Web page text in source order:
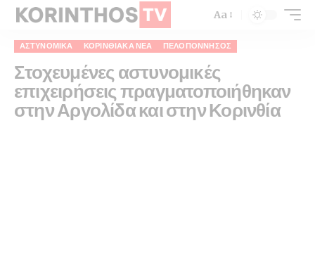
Aa
ΑΣΤΥΝΟΜΙΚΆ ΚΟΡΙΝΘΙΑΚΆ ΝΈΑ ΠΕΛΟΠΌΝΝΗΣΟΣ
Στοχευμένες αστυνομικές
επιχειρήσεις πραγματοποιήθηκαν
στην Αργολίδα και στην Κορινθία